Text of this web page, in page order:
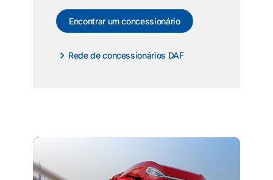
Encontrar um concessionário
Rede de concessionários DAF